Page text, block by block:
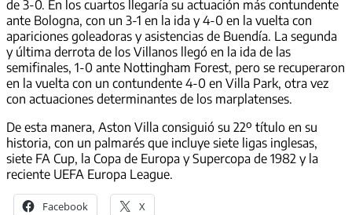
de 3-0. En los cuartos llegaría su actuación más contundente
ante Bologna, con un 3-1 en la ida y 4-0 en la vuelta con
apariciones goleadoras y asistencias de Buendía. La segunda
y última derrota de los Villanos llegó en la ida de las
semifinales, 1-0 ante Nottingham Forest, pero se recuperaron
en la vuelta con un contundente 4-0 en Villa Park, otra vez
con actuaciones determinantes de los marplatenses.
De esta manera, Aston Villa consiguió su 22º título en su
historia, con un palmarés que incluye siete ligas inglesas,
siete FA Cup, la Copa de Europa y Supercopa de 1982 y la
reciente UEFA Europa League.
Facebook X